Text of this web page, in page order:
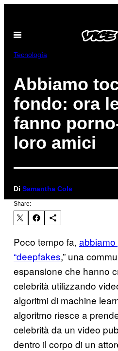
contenuto
Apri
Tecnología
Abbiamo
fondo: ora
fanno
loro amici
Di Samantha Cole
Share:
Poco tempo fa,
“deepfakes,” una
espansione che hanno
celebrità utilizzando
algoritmi di machine
algoritmo riesce a
celebrità da un video
dentro il corpo di un